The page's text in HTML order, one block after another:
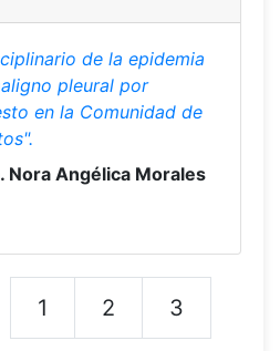
de la epidemia
pleural por
en la Comunidad de
Nora Angélica Morales
1 2 3